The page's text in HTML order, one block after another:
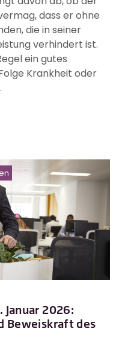
dass er ohne
die in seiner
verhindert ist.
ein gutes
Krankheit oder
2026:
Beweiskraft des